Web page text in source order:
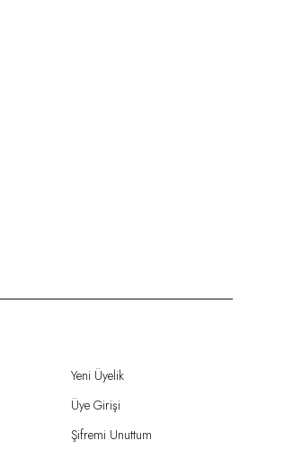
Yeni Üyelik
Üye Girişi
Şifremi Unuttum